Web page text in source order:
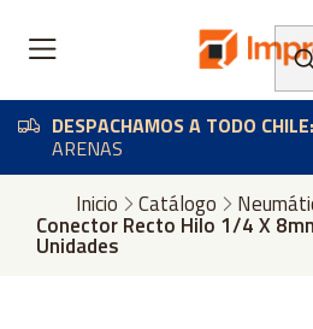
DESPACHAMOS A TODO CHILE:
ARENAS
Inicio Catálogo
Conector Recto Hilo 1/4 X
Unidades